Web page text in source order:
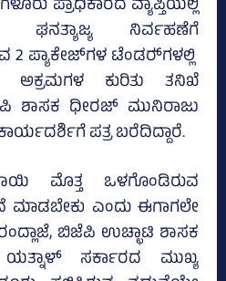
ಪ್ರಾಧಿಕಾರದ ವ್ಯಾಪ್ತಿಯಲ್ಲಿ
ಘನತ್ಯಾಜ್ಯ ನಿರ್ವಹಣೆಗೆ
2 ಪ್ಯಾಕೇಜ್‌ಗಳ ಟೆಂಡರ್‍‌ಗಳಲ್ಲಿ
ಅಕ್ರಮಗಳ ಕುರಿತು ತನಿಖೆ
ಶಾಸಕ ಧೀರಜ್ ಮುನಿರಾಜು
ಪತ್ರ ಬರೆದಿದ್ದಾರೆ.
ಮೊತ್ತ ಒಳಗೊಂಡಿರುವ
ಮಾಡಬೇಕು ಎಂದು ಈಗಾಗಲೇ
ಬಿಜೆಪಿ ಉಚ್ಛಾಟಿ ಶಾಸಕ
ಸರ್ಕಾರದ ಮುಖ್ಯ